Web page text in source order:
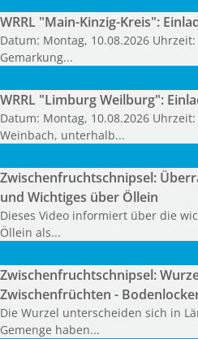
WRRL "Main-Kinzig-Kreis":
Datum: Montag, 10.08.2026
Gemarkung...
WRRL "Limburg Weilburg":
Datum: Montag, 10.08.2026
Weinbach, unterhalb...
Zwischenfruchtschnipsel:
und Wichtiges über Öllein
Dieses Video informiert über die
Öllein als...
Zwischenfruchtschnipsel:
Zwischenfrüchten -
Die Wurzel unterscheiden sich in
Gemenge haben...